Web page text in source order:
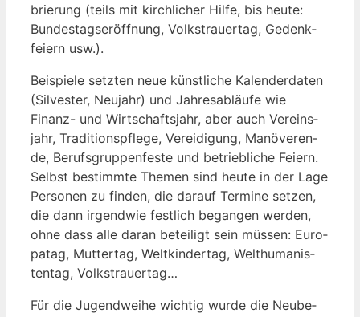
brie­rung (teils mit kirch­li­cher Hil­fe, bis heu­te:
Bun­des­tags­er­öff­nung, Volks­trau­er­tag, Gedenk­
fei­ern usw.).
Bei­spie­le setz­ten neue künst­li­che Kalen­der­da­ten
(Sil­ves­ter, Neu­jahr) und Jah­res­ab­läu­fe wie
Finanz- und Wirt­schafts­jahr, aber auch Ver­eins­
jahr, Tra­di­ti­ons­pfle­ge, Ver­ei­di­gung, Manö­ver­en­
de, Berufs­grup­pen­fes­te und betrieb­li­che Fei­ern.
Selbst bestimm­te The­men sind heu­te in der Lage
Per­so­nen zu fin­den, die dar­auf Ter­mi­ne set­zen,
die dann irgend­wie fest­lich began­gen wer­den,
ohne dass alle dar­an betei­ligt sein müs­sen: Euro­
pa­tag, Mut­ter­tag, Welt­kin­der­tag, Welthu­ma­nis­
ten­tag, Volkstrauertag…
Für die Jugend­wei­he wich­tig wur­de die Neu­be­